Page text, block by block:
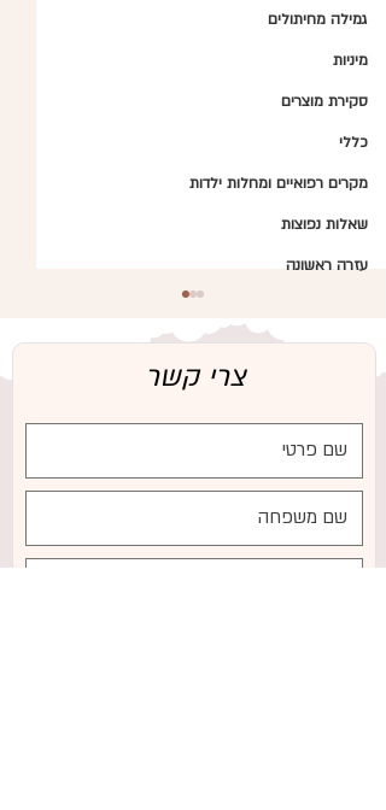
גמילה מחיתולים
מיניות
סקירת מוצרים
כללי
מקרים רפואיים ומחלות ילדות
שאלות נפוצות
עזרה ראשונה
היתרונות הבריאותיים של חלב
אם עבור התינוק והאם – מבוסס
מחקרים
צרי קשר